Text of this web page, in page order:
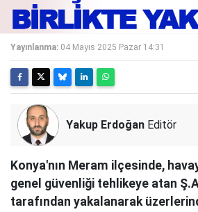
Yayınlanma: 04 Mayıs 2025 Pazar 14:31
Yakup Erdoğan Editör
Konya'nın Meram ilçesinde,
genel güvenliği tehlikeye atan
tarafından yakalanarak